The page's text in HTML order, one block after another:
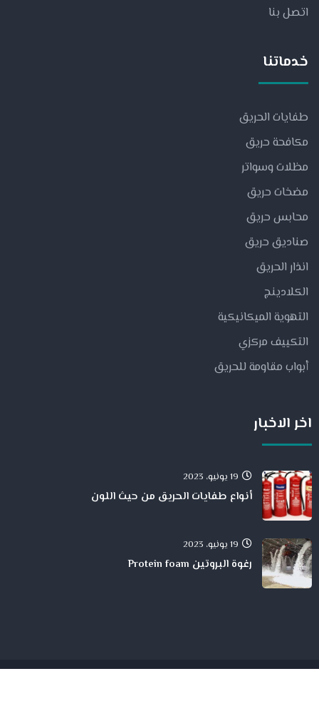
اتصل بنا
خدماتنا
طفايات الحريق
مكافحة حريق
مظلات وسواتر
مضخات حريق
محابس حريق
صناديق حريق
انذار الحريق
الكلادينج
التهوية الميكانيكية
التكييف مركزي
أبواب مقاومة للحريق
اخر الاخبار
19 يونيو، 2023
أنواع طفايات الحريق من حيث اللون
19 يونيو، 2023
رغوة البروتين Protein foam